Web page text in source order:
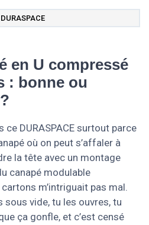
DURASPACE
en U compressé
: bonne ou
ce DURASPACE surtout parce
où on peut s’affaler à
la tête avec un montage
canapé modulable
m’intriguait pas mal.
vide, tu les ouvres, tu
ça gonfle, et c’est censé